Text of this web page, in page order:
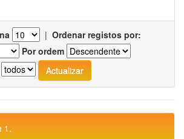
| Ordenar registos por:
Por ordem
1.